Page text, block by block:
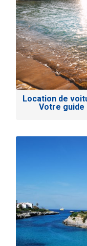
Location de
Votre guide